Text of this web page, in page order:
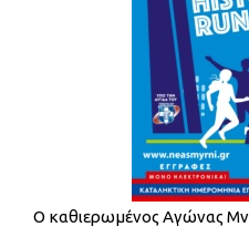
Ο καθιερωμένος Αγώνας